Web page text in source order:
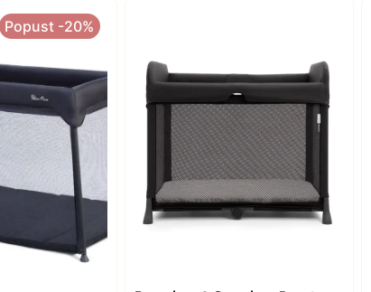
Popust -20%